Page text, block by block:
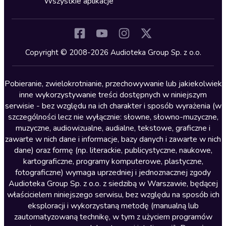
Kryminały
Lektury szkolne
Literatura anglojęzyczna
Literatura faktu
Literatura obyczajowa
Literatura piękna obca
Literatura piękna polska
Nagrania relaksacyjne
Nauka języków
Nauki humanistyczne
Podcasty i audycje
Copyright © 2008-2026 Audioteka Group Sp. z o.o.
Pobieranie, zwielokrotnianie, przechowywanie lub jakiekolwiek
inne wykorzystywanie treści dostępnych w niniejszym
serwisie - bez względu na ich charakter i sposób wyrażenia (w
szczególności lecz nie wyłącznie: słowne, słowno-muzyczne,
muzyczne, audiowizualne, audialne, tekstowe, graficzne i
zawarte w nich dane i informacje, bazy danych i zawarte w nich
dane) oraz formę (np. literackie, publicystyczne, naukowe,
kartograficzne, programy komputerowe, plastyczne,
fotograficzne) wymaga uprzedniej i jednoznacznej zgody
Audioteka Group Sp. z o.o. z siedzibą w Warszawie, będącej
właścicielem niniejszego serwisu, bez względu na sposób ich
eksploracji i wykorzystaną metodę (manualną lub
zautomatyzowaną technikę, w tym z użyciem programów